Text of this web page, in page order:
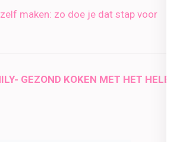
maken: zo doe je dat stap voor
GEZOND KOKEN MET HET HELE